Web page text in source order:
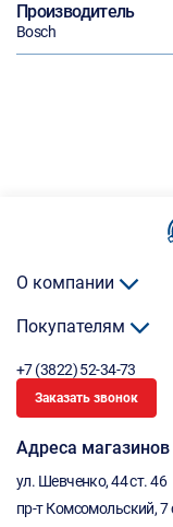
Производитель
Bosch
О компании
Покупателям
+7 (3822) 52-34-73
Заказать звонок
Адреса магазинов
ул. Шевченко, 44 ст. 46
пр-т Комсомольский, 7